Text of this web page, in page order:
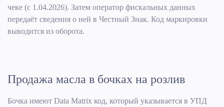
чеке (с 1.04.2026). Затем оператор фискальных данных
передаёт сведения о ней в Честный Знак. Код маркировки
выводится из оборота.
Продажа масла в бочках на розлив
Бочка имеют Data Matrix код, который указывается в УПД